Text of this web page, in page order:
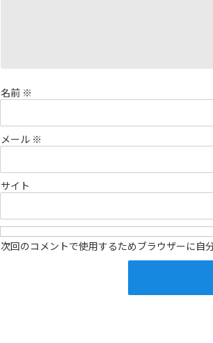
名前 ※
メール ※
サイト
次回のコメントで使用するためブラウザーに自